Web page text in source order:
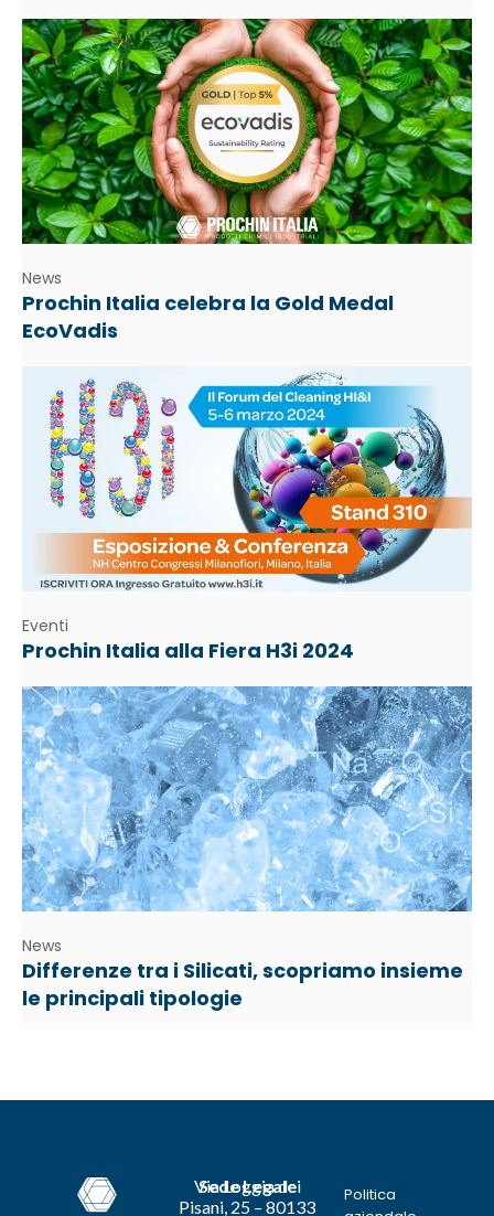
News
Prochin Italia celebra la Gold Medal
EcoVadis
Eventi
Prochin Italia alla Fiera H3i 2024
News
Differenze tra i Silicati, scopriamo insieme
le principali tipologie
Sede Legale
Via Loggia dei
Pisani, 25 – 80133
Politica